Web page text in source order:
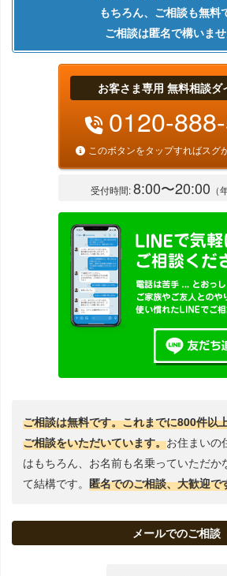
もちろん、ご相談も無料
ご相談は匿名で構いませ
お客さま専用 無料相談ダ
0120-
このボタンをタップすればスグ
受付時間:8:00〜20:00 （
ご相談は無料です。これまでに800件以
ご相談をいただいています。お住まいの
はもちろん、お名前も名乗っていただか
て結構です。 匿名でのご相談、大歓迎で
メールでのご相談